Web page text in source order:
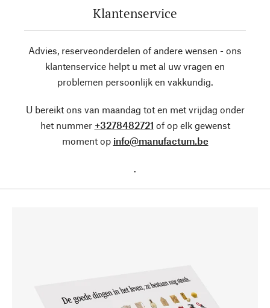
Klantenservice
Advies, reserveonderdelen of andere wensen - ons
klantenservice helpt u met al uw vragen en
problemen persoonlijk en vakkundig.
U bereikt ons van maandag tot en met vrijdag onder
het nummer +3278482721 of op elk gewenst
moment op info@manufactum.be
.